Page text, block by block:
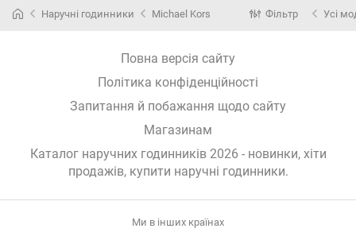
Наручні годинники Michael Kors Фільтр Усі
Повна версія сайту
Політика конфіденційності
Запитання й побажання щодо сайту
Магазинам
Каталог наручних годинників 2026 - новинки, хіти
продажів, купити наручні годинники.
Ми в інших країнах